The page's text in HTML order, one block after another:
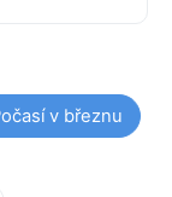
v březnu